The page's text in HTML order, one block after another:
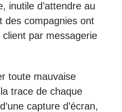
inutile d’attendre au
des compagnies ont
par messagerie
toute mauvaise
trace de chaque
capture d’écran,